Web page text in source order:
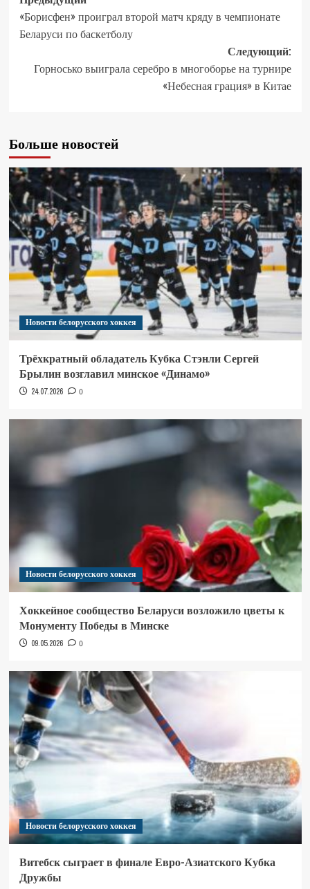
«Борисфен» проиграл второй матч кряду в чемпионате
Беларуси по баскетболу
Следующий:
Горносько выиграла серебро в многоборье на турнире
«Небесная грация» в Китае
Больше новостей
Новости белорусского хоккея
Трёхкратный обладатель Кубка Стэнли Сергей
Брылин возглавил минское «Динамо»
24.07.2026 0
Новости белорусского хоккея
Хоккейное сообщество Беларуси возложило цветы к
Монументу Победы в Минске
09.05.2026 0
Новости белорусского хоккея
Витебск сыграет в финале Евро-Азиатского Кубка
Дружбы